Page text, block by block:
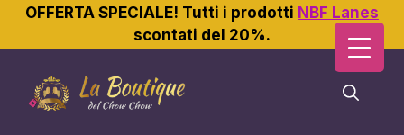
OFFERTA SPECIALE! Tutti i prodotti NBF Lanes
scontati del 20%.
contenuto